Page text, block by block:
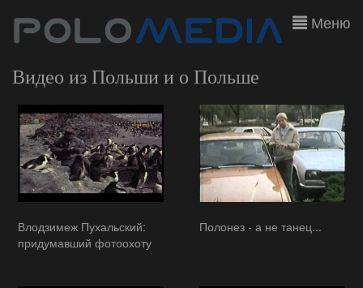
Меню
Видео из Польши и о Польше
Влодзимеж Пухальский:
придумавший фотоохоту
Полонез - а не танец...